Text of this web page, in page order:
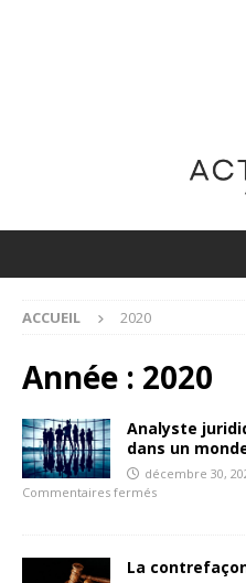
ACCUEIL 2020
Année : 2020
Analyste
dans un
décembre 30,
Commentaires fermés
La